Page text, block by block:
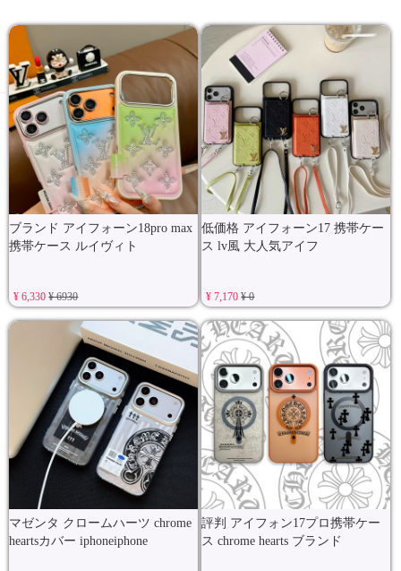
ブランド アイフォーン18pro max
携帯ケース ルイヴィト
¥ 6,330¥ 6930
低価格 アイフォーン17 携帯ケー
ス lv風 大人気アイフ
¥ 7,170¥ 0
マゼンタ クロームハーツ chrome
heartsカバー iphoneiphone
評判 アイフォン17プロ携帯ケー
ス chrome hearts ブランド